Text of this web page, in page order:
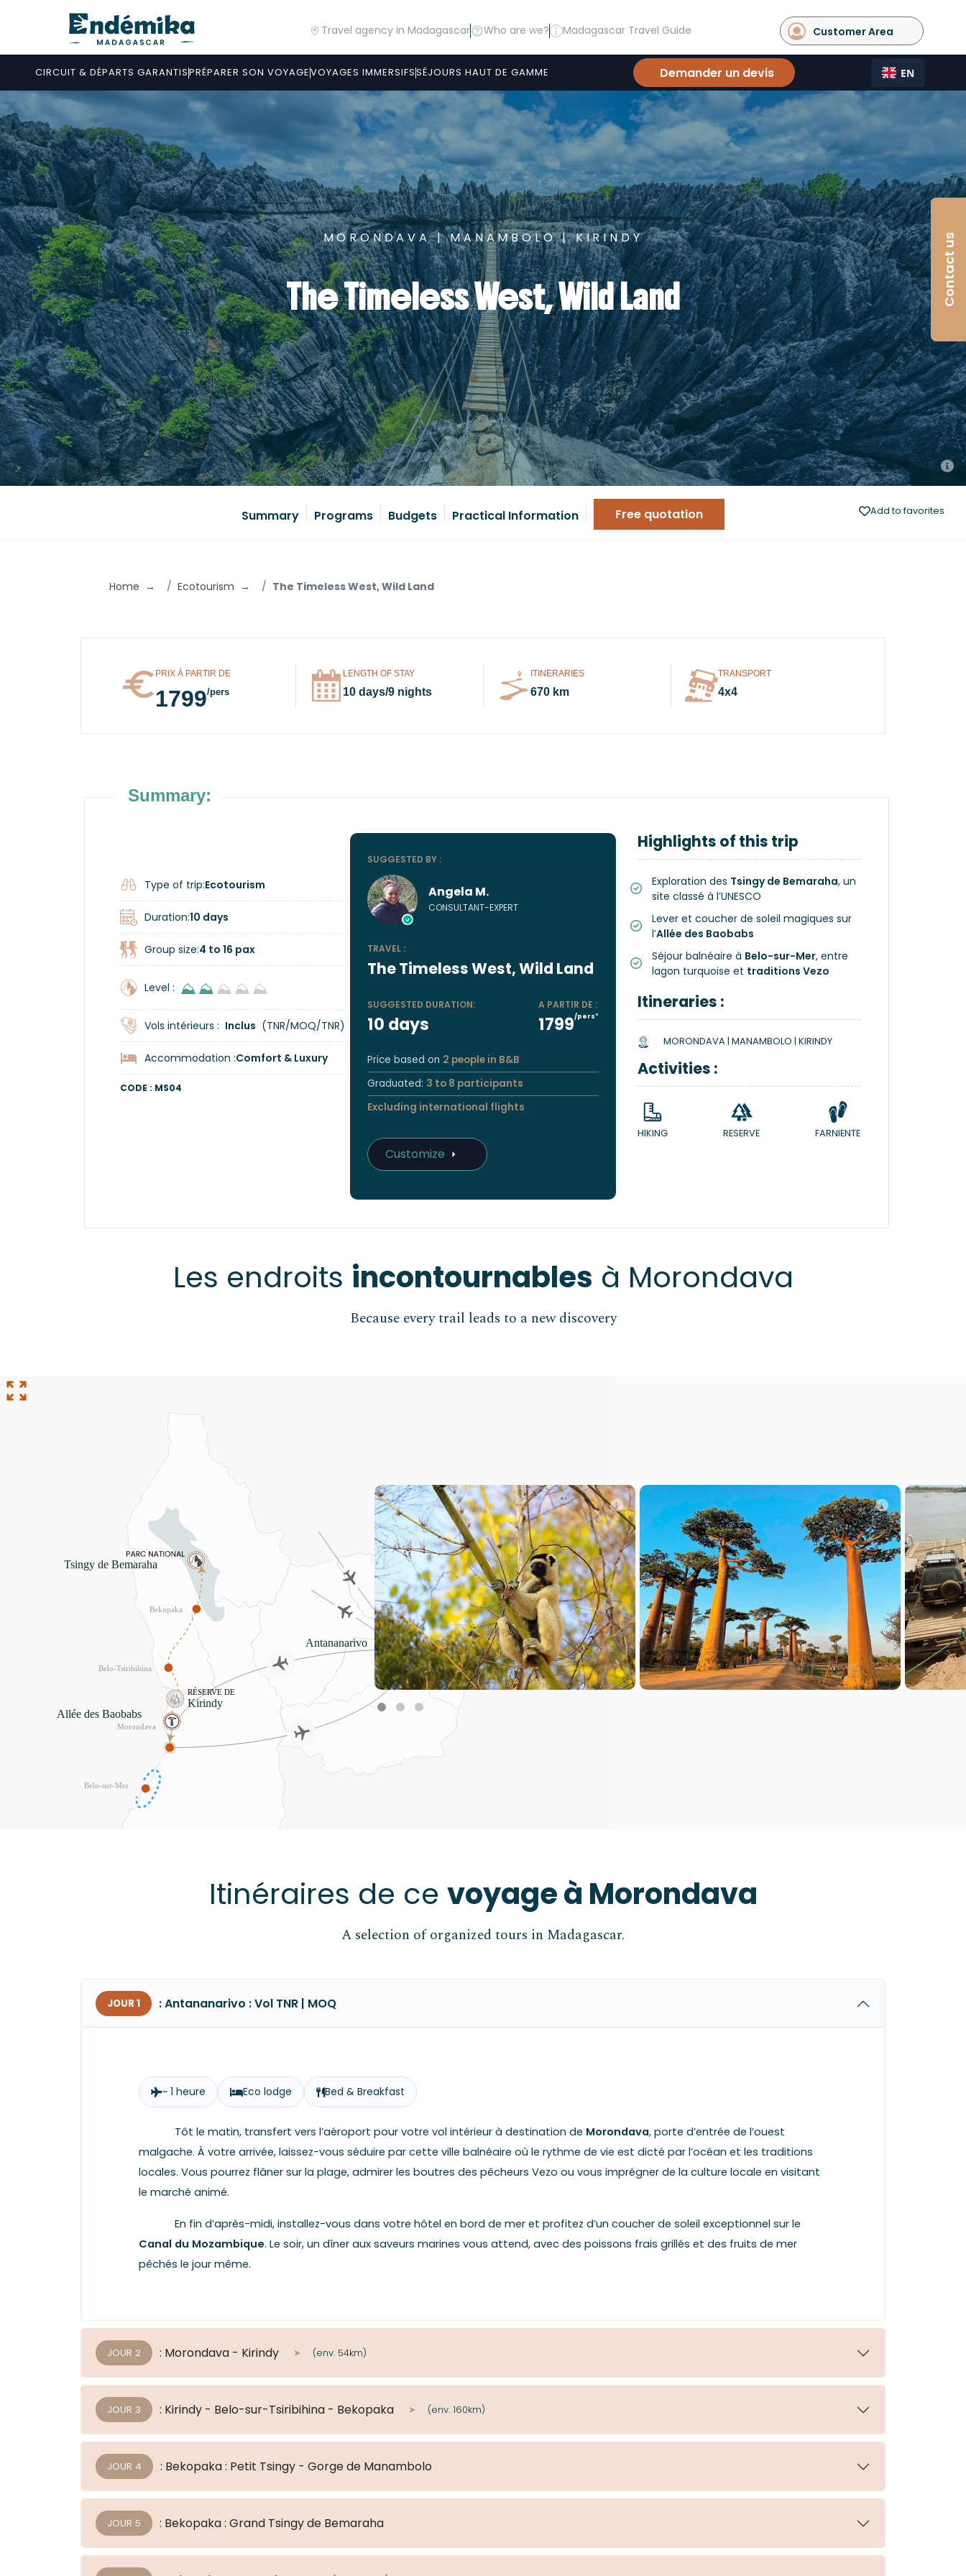
Travel agency in Madagascar Who are we? Madagascar Travel Guide Customer Area
CIRCUIT & DÉPARTS GARANTISPRÉPARER SON VOYAGEVOYAGES IMMERSIFSSÉJOURS HAUT DE GAMME Demander un devis
Contact us
EN
MORONDAVA | MANAMBOLO | KIRINDY
The Timeless West, Wild Land
Summary Programs Budgets Practical Information Free quotation Add to favorites
Home Ecotourism The Timeless West, Wild Land
PRIX À PARTIR DE
1799/pers
LENGTH OF STAY
10 days/9 nights
ITINERARIES
670 km
TRANSPORT
4x4
Summary:
Type of trip:Ecotourism
Duration:10 days
Group size:4 to 16 pax
Level : ⛰⛰⛰⛰⛰
Vols intérieurs : Inclus (TNR/MOQ/TNR)
Accommodation :Comfort & Luxury
CODE : MS04
SUGGESTED BY :
Angela M.
CONSULTANT-EXPERT
TRAVEL :
The Timeless West, Wild Land
SUGGESTED DURATION:
10 days
A PARTIR DE :
1799/pers*
Price based on 2 people in B&B
Graduated: 3 to 8 participants
Excluding international flights
Customize
Highlights of this trip
Exploration des Tsingy de Bemaraha, un
site classé à l’UNESCO
Lever et coucher de soleil magiques sur
l’Allée des Baobabs
Séjour balnéaire à Belo-sur-Mer, entre
lagon turquoise et traditions Vezo
Itineraries :
MORONDAVA | MANAMBOLO | KIRINDY
Activities :
HIKING RESERVE FARNIENTE
Les endroits incontournables à Morondava
Because every trail leads to a new discovery
Itinéraires de ce voyage à Morondava
A selection of organized tours in Madagascar.
JOUR 1 : Antananarivo : Vol TNR | MOQ
~ 1 heure Eco lodge Bed & Breakfast
Tôt le matin, transfert vers l’aéroport pour votre vol intérieur à destination de Morondava, porte d’entrée de l’ouest
malgache. À votre arrivée, laissez-vous séduire par cette ville balnéaire où le rythme de vie est dicté par l’océan et les traditions
locales. Vous pourrez flâner sur la plage, admirer les boutres des pêcheurs Vezo ou vous imprégner de la culture locale en visitant
le marché animé.
En fin d’après-midi, installez-vous dans votre hôtel en bord de mer et profitez d’un coucher de soleil exceptionnel sur le
Canal du Mozambique. Le soir, un dîner aux saveurs marines vous attend, avec des poissons frais grillés et des fruits de mer
pêchés le jour même.
JOUR 2 : Morondava - Kirindy (env. 54km)
JOUR 3 : Kirindy - Belo-sur-Tsiribihina - Bekopaka (env. 160km)
JOUR 4 : Bekopaka : Petit Tsingy - Gorge de Manambolo
JOUR 5 : Bekopaka : Grand Tsingy de Bemaraha
Action restreinte
Le contenu de cette plateforme est
protégé par des droits d'auteur.